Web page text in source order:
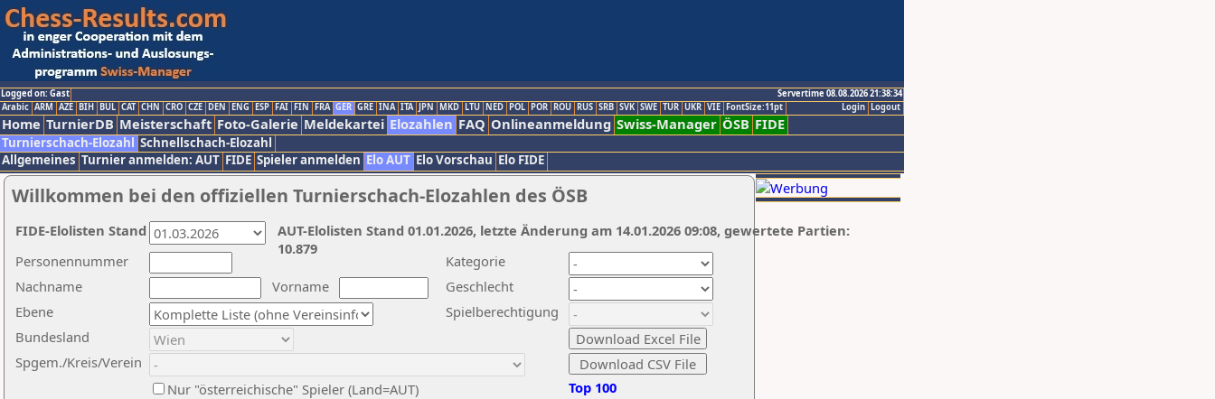
Logged on: Gast
Servertime 08.08.2026 21:38:34
Logout
Login
Arabic ARM AZE BIH BUL CAT CHN CRO CZE DEN ENG ESP FAI FIN FRA GER GRE INA ITA JPN MKD LTU NED POL POR ROU RUS SRB SVK SWE TUR UKR VIE FontSize:11pt
Home TurnierDB Meisterschaft Foto-Galerie Meldekartei Elozahlen FAQ Onlineanmeldung Swiss-Manager ÖSB FIDE
Turnierschach-Elozahl Schnellschach-Elozahl
Allgemeines Turnier anmelden: AUT FIDE Spieler anmelden Elo AUT Elo Vorschau Elo FIDE
Willkommen bei den offiziellen Turnierschach-Elozahlen des ÖSB
Nachname
Vorname
Ebene
Kategorie
Personennummer
Bundesland
Spgem./Kreis/Verein
Geschlecht
Nur "österreichische" Spieler (Land=AUT)
Spielberechtigung
Top 100
AUT-Elolisten Stand 01.01.2026, letzte Änderung am 14.01.2026 09:08, gewertete Partien:
10.879
FIDE-Elolisten Stand